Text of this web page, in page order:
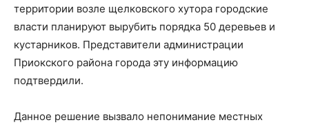
территории возле щелковского хутора городские
власти планируют вырубить порядка 50 деревьев и
кустарников. Представители администрации
Приокского района города эту информацию
подтвердили.
Данное решение вызвало непонимание местных